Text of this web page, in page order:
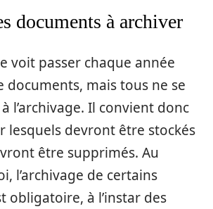
documents à archiver
voit passer chaque année
documents, mais tous ne se
l’archivage. Il convient donc
lesquels devront être stockés
être supprimés. Au
l’archivage de certains
obligatoire, à l’instar des